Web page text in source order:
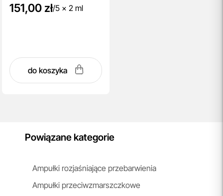
151,00 zł/5 x 2 ml
do koszyka
Powiązane kategorie
Ampułki rozjaśniające przebarwienia
Ampułki przeciwzmarszczkowe